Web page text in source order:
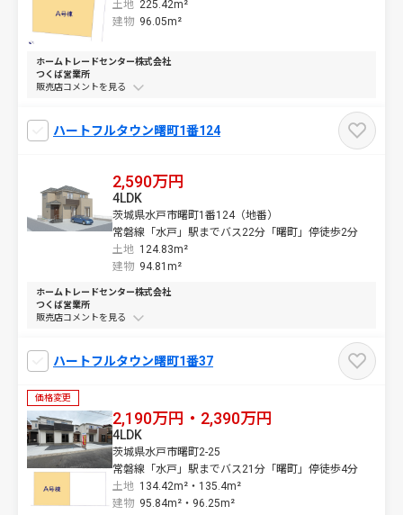
土地 225.42m²
建物 96.05m²
ホームトレードセンター株式会社
つくば営業所
販売店コメントを
ハートフルタウン曙町1番124
2,590万円
茨城県水戸市曙町1番124（地番）
常磐線「水戸」駅までバス22分「曙町」停徒歩2分
土地 124.83m²
4LDK
建物 94.81m²
ホームトレードセンター株式会社
つくば営業所
販売店コメントを
ハートフルタウン曙町1番37
価格変更
2,190万円・2,390万円
茨城県水戸市曙町2-25
常磐線「水戸」駅までバス21分「曙町」停徒歩4分
土地 134.42m²・ 135.4m²
4LDK
建物 95.84m²・ 96.25m²